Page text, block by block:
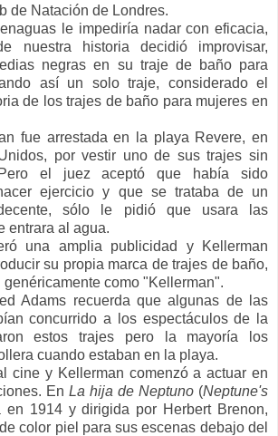
de Natación de Londres.
le impediría nadar con eficacia,
nuestra historia decidió improvisar,
negras en su traje de baño para
así un solo traje, considerado el
de los trajes de baño para mujeres en
fue arrestada en la playa Revere, en
por vestir uno de sus trajes sin
Pero el juez aceptó que había sido
ejercicio y que se trataba de un
decente, sólo le pidió que usara las
entrara al agua.
una amplia publicidad y Kellerman
su propia marca de trajes de baño,
como "Kellerman".
Adams recuerda que algunas de las
concurrido a los espectáculos de la
estos trajes pero la mayoría los
cuando estaban en la playa.
cine y Kellerman comenzó a actuar en
En La hija de Neptuno (Neptune's
en 1914 y dirigida por Herbert Brenon,
color piel para sus escenas debajo del